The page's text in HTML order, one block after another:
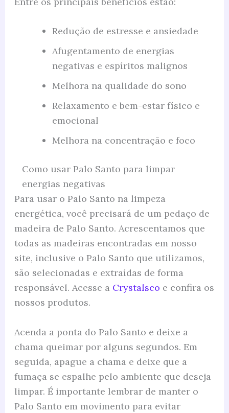
Redução de estresse e ansiedade
Afugentamento de energias
negativas e espíritos malignos
Melhora na qualidade do sono
Relaxamento e bem-estar físico e
emocional
Melhora na concentração e foco
Como usar Palo Santo para limpar
energias negativas
Para usar o Palo Santo na limpeza
energética, você precisará de um pedaço de
madeira de Palo Santo. Acrescentamos que
todas as madeiras encontradas em nosso
site, inclusive o Palo Santo que utilizamos,
são selecionadas e extraídas de forma
responsável. Acesse a Crystalsco e confira os
nossos produtos.
Acenda a ponta do Palo Santo e deixe a
chama queimar por alguns segundos. Em
seguida, apague a chama e deixe que a
fumaça se espalhe pelo ambiente que deseja
limpar. É importante lembrar de manter o
Palo Santo em movimento para evitar